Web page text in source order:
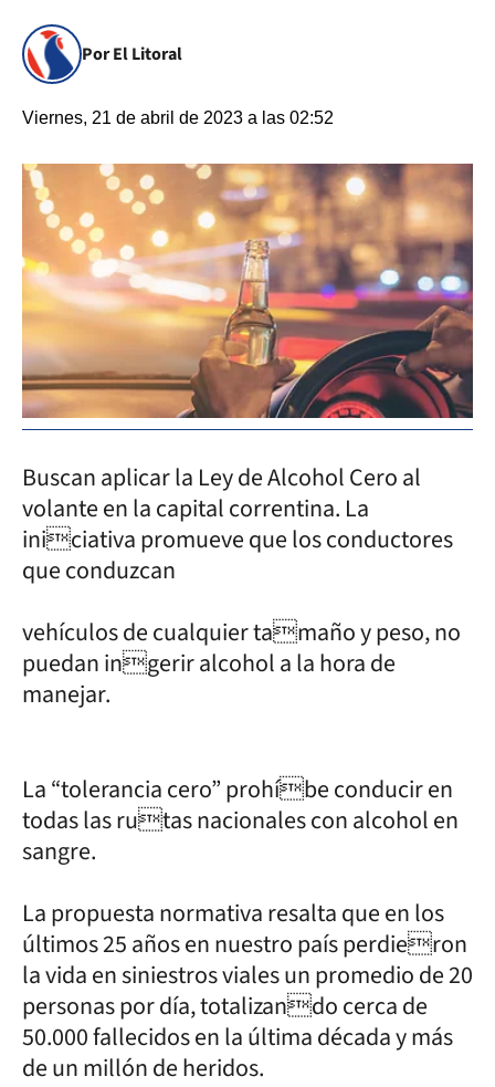
Por El Litoral
Viernes, 21 de abril de 2023 a las 02:52
Buscan aplicar la Ley de Alcohol Cero al
volante en la capital correntina. La
iniciativa promueve que los conductores
que conduzcan
vehículos de cualquier tamaño y peso, no
puedan ingerir alcohol a la hora de
manejar.
La “tolerancia cero” prohíbe conducir en
todas las rutas nacionales con alcohol en
sangre.
La propuesta normativa resalta que en los
últimos 25 años en nuestro país perdieron
la vida en siniestros viales un promedio de 20
personas por día, totalizando cerca de
50.000 fallecidos en la última década y más
de un millón de heridos.